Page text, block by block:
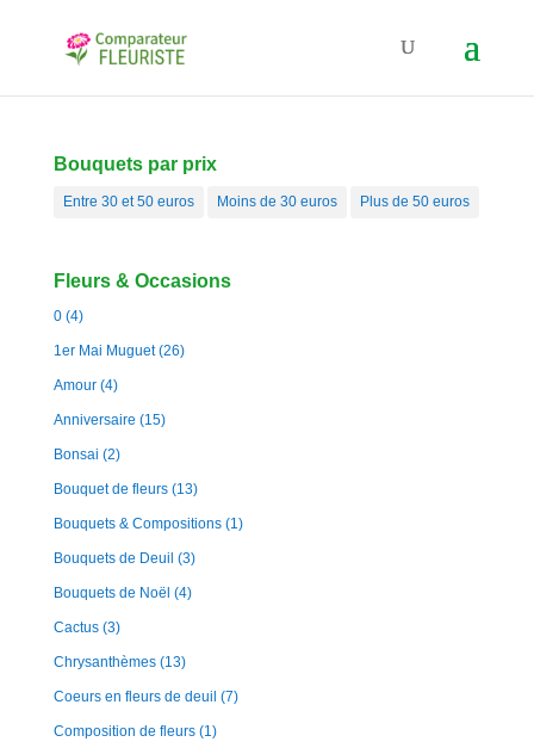
Bouquets par prix
Entre 30 et 50 euros Moins de 30 euros Plus de 50 euros
Fleurs & Occasions
0 (4)
1er Mai Muguet (26)
Amour (4)
Anniversaire (15)
Bonsai (2)
Bouquet de fleurs (13)
Bouquets & Compositions (1)
Bouquets de Deuil (3)
Bouquets de Noël (4)
Cactus (3)
Chrysanthèmes (13)
Coeurs en fleurs de deuil (7)
Composition de fleurs (1)